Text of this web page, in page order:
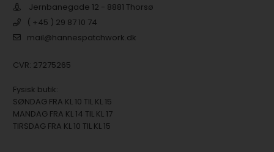
Jernbanegade 12 - 8881 Thorsø
( +45 ) 29 87 10 74
mail@hannespatchwork.dk
CVR: 27275265
Fysisk butik:
SØNDAG FRA KL 10 TIL KL 15
MANDAG FRA KL 14 TIL KL 17
TIRSDAG FRA KL 10 TIL KL 15